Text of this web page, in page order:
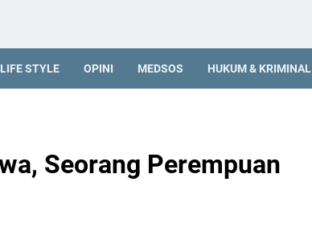
LIFE STYLE OPINI MEDSOS HUKUM & KRIMINAL
Seorang Perempuan